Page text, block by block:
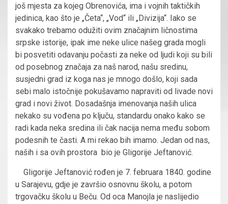
još mjesta za kojeg Obrenovića, ima i vojnih taktičkih
jedinica, kao što je „Četa“, „Vod“ ili „Divizija“. Iako se
svakako trebamo odužiti ovim značajnim ličnostima
srpske istorije, ipak ime neke ulice našeg grada mogli
bi posvetiti odavanju počasti za neke od ljudi koji su bili
od posebnog značaja za naš narod, našu sredinu,
susjedni grad iz koga nas je mnogo došlo, koji sada
sebi malo istočnije pokušavamo napraviti od livade novi
grad i novi život. Dosadašnja imenovanja naših ulica
nekako su vođena po ključu, standardu onako kako se
radi kada neka sredina ili čak nacija nema među sobom
podesnih te časti. A mi rekao bih imamo. Jedan od nas,
naših i sa ovih prostora bio je Gligorije Jeftanović.
Gligorije Jeftanović rođen je 7. februara 1840. godine
u Sarajevu, gdje je završio osnovnu školu, a potom
trgovačku školu u Beču. Od oca Manojla je naslijedio